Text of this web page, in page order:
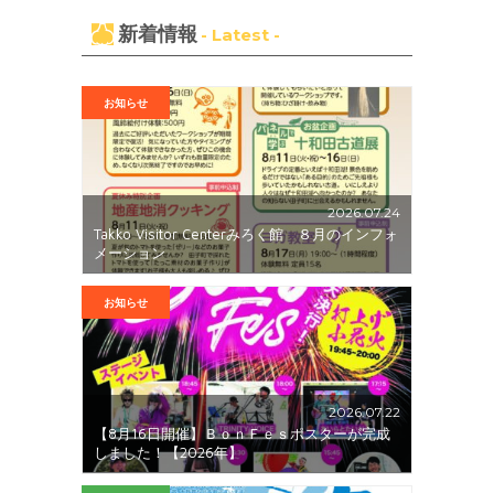
新着情報 - Latest -
お知らせ
2026.07.24
Takko Visitor Centerみろく館 ８月のインフォ
メーション
お知らせ
2026.07.22
【8月16日開催】ＢｏｎＦｅｓポスターが完成
しました！【2026年】